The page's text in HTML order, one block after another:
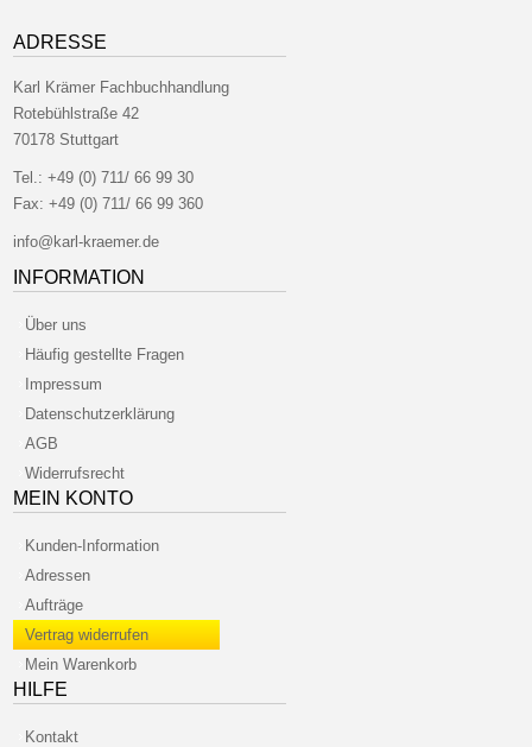
ADRESSE
Karl Krämer Fachbuchhandlung
Rotebühlstraße 42
70178 Stuttgart
Tel.:+49 (0) 711/ 66 99 30
Fax: +49 (0) 711/ 66 99 360
info@karl-kraemer.de
INFORMATION
Über uns
Häufig gestellte Fragen
Impressum
Datenschutzerklärung
AGB
Widerrufsrecht
MEIN KONTO
Kunden-Information
Adressen
Aufträge
Vertrag widerrufen
Mein Warenkorb
HILFE
Kontakt